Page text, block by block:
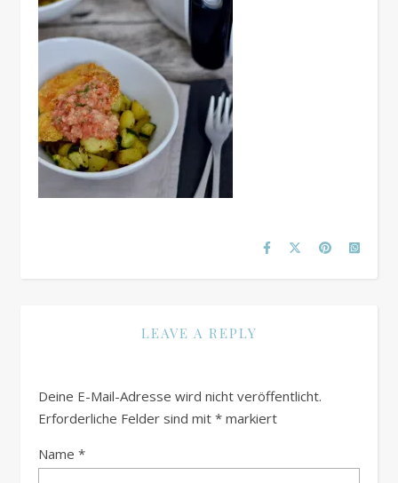
LEAVE A REPLY
Deine E-Mail-Adresse wird nicht veröffentlicht.
Erforderliche Felder sind mit * markiert
Name *